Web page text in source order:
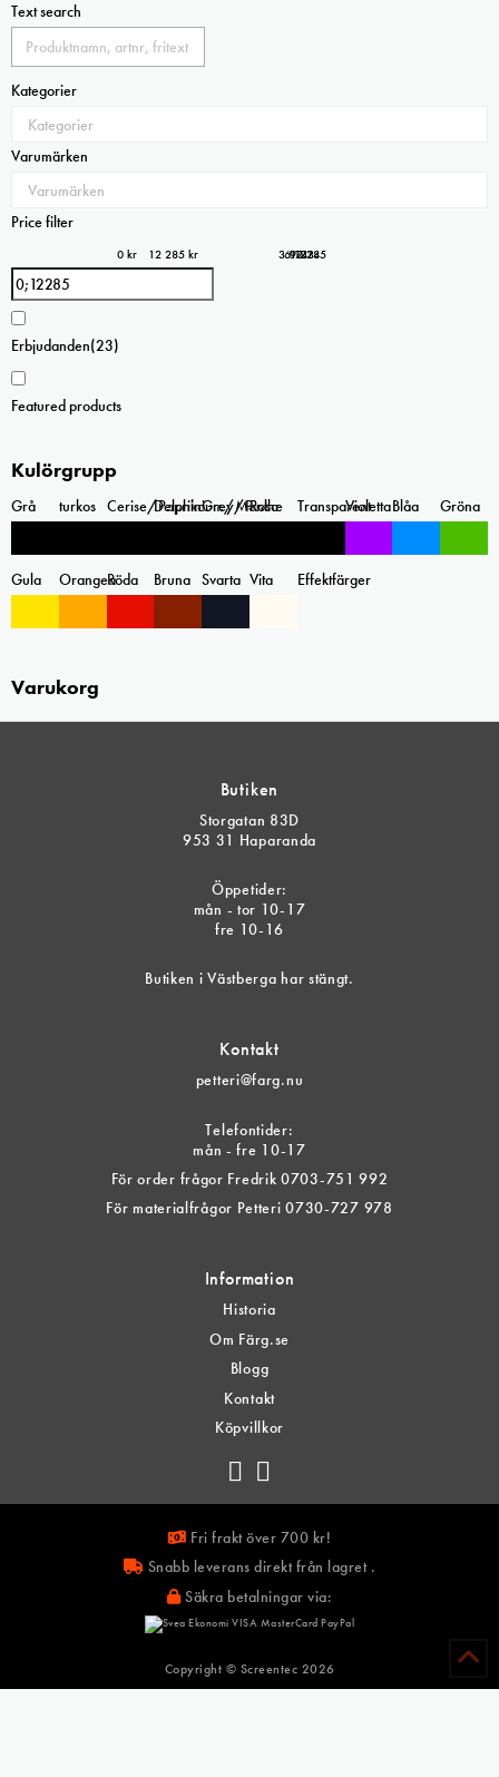
Text search
Kategorier
Varumärken
Price filter
0 kr 12 285 kr 0
3 071
6 143
9 214
12 285
Erbjudanden(23)
Featured products
Kulörgrupp
Grå turkos Cerise/PaprikaDelphinium/Menthe
Grey/Pink
Rosa Transparent
ViolettaBlåa Gröna
Gula OrangeaRöda Bruna Svarta Vita Effektfärger
Varukorg
Butiken
Storgatan 83D
953 31 Haparanda
Öppetider:
mån - tor 10-17
fre 10-16
Butiken i Västberga har stängt.
Kontakt
petteri@farg.nu
Telefontider:
mån - fre 10-17
För order frågor Fredrik 0703-751 992
För materialfrågor Petteri 0730-727 978
Information
Historia
Om Färg.se
Blogg
Kontakt
Köpvillkor
Fri frakt över 700 kr!
Snabb leverans direkt från lagret .
Säkra betalningar via:
Copyright © Screentec 2026